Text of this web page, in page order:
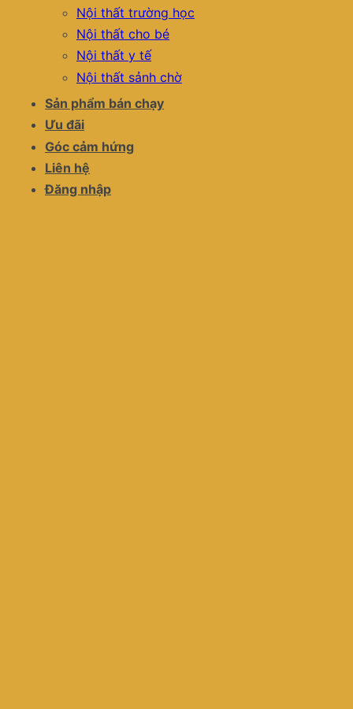
Nội thất trường học
Nội thất cho bé
Nội thất y tế
Nội thất sảnh chờ
Sản phẩm bán chạy
Ưu đãi
Góc cảm hứng
Liên hệ
Đăng nhập